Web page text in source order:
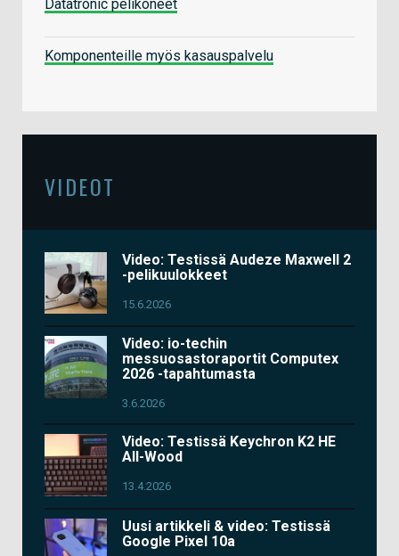
Datatronic pelikoneet
Komponenteille myös kasauspalvelu
VIDEOT
Video: Testissä Audeze Maxwell 2
-pelikuulokkeet
15.6.2026
Video: io-techin
messuosastoraportit Computex
2026 -tapahtumasta
3.6.2026
Video: Testissä Keychron K2 HE
All-Wood
13.4.2026
Uusi artikkeli & video: Testissä
Google Pixel 10a